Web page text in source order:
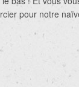
pour notre